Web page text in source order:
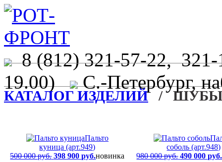
8 (812) 321-57-22,
19.00) С.-Петербург,
КАТАЛОГ ИЗДЕЛИЙ/ ШУБЫ,
Пальто
куница (арт.949)
500 000 руб. 398 900 руб.новинка
соболь (арт.948)
980 000 руб. 490 000 руб.